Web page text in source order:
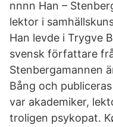
nnnn Han –
lektor i
Han levde i Trygve
svensk författare
Stenbergamannen
Bång och
var akademiker,
troligen psykopat.